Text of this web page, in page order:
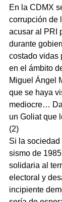
En la CDMX
corrupción de
acusar al PRI
durante
costado vidas
en el ámbito
Miguel Ángel
que se haya
mediocre…
un Goliat que
(2)
Si la sociedad
sismo de
solidaria al
electoral y
incipiente